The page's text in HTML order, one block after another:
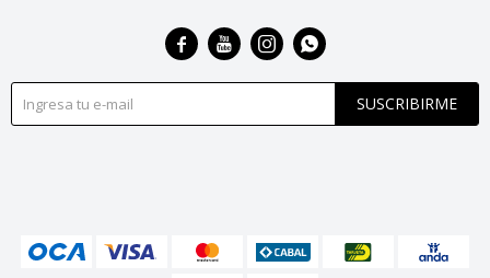
SUSCRIBIRME
   